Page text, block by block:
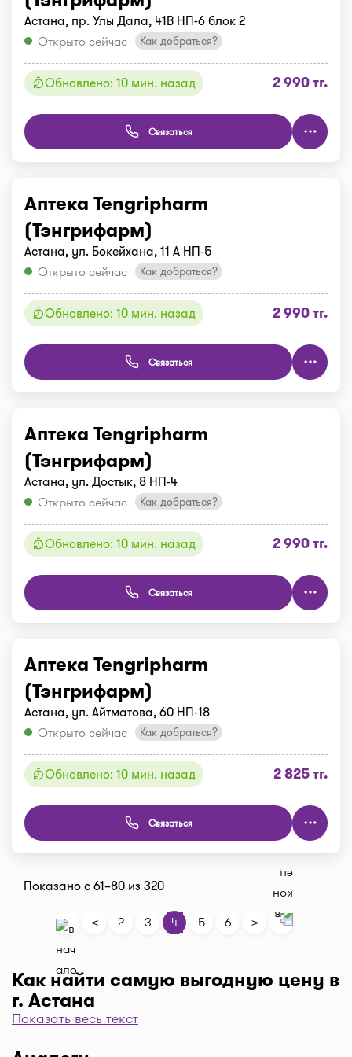
Астана, пр. Улы Дала, 41В НП-6 блок 2
Открыто сейчас
Как добраться?
Обновлено: 10 мин. назад 2 990 тг.
Связаться
Аптека Tengripharm
(Тэнгрифарм)
Астана, ул. Бокейхана, 11 А НП-5
Открыто сейчас
Как добраться?
Обновлено: 10 мин. назад 2 990 тг.
Связаться
Аптека Tengripharm
(Тэнгрифарм)
Астана, ул. Достык, 8 НП-4
Открыто сейчас
Как добраться?
Обновлено: 10 мин. назад 2 990 тг.
Связаться
Аптека Tengripharm
(Тэнгрифарм)
Астана, ул. Айтматова, 60 НП-18
Открыто сейчас
Как добраться?
Обновлено: 10 мин. назад 2 825 тг.
Связаться
Показано с 61–80 из 320
<
2 3 4 5 6 >
Как найти самую выгодную цену в
г. Астана
Чтобы отфильтровать аптеки по цене, нажмите
"Фильтр", далее "По цене, от 1..." и кнопку
Показать весь текст